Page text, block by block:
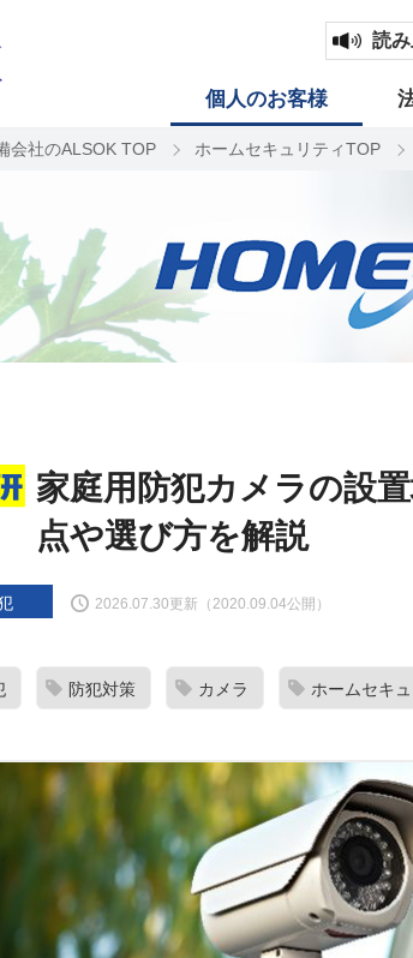
読
個人のお客様
会社のALSOK TOP ホームセキュリティTOP
家庭用防犯カメラの設
点や選び方を解説
2026.07.30更新（2020.09.04公開）
防犯対策 カメラ ホームセキ